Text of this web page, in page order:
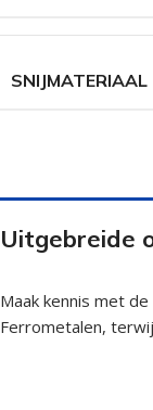
SNIJMATERIAAL
Uitgebreide
Maak kennis met
Ferrometalen,